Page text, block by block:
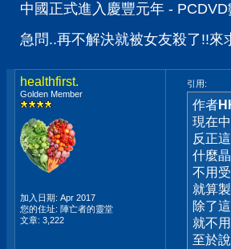
中國正式進入慶豐元年 -
急問..再不解決就被女友殺了!!來
healthfirst.
Golden Member
加入日期: Apr 2017
您的住址: 陣亡者的靈堂
文章: 3,222
引用:
作者
現在
反正
什麼
不用
就算
除了
就不
至於